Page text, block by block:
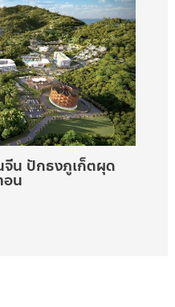
จีน ปักธงภูเก็ตผุด
อน